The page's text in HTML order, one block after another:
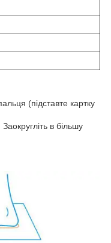
(підставте картку
в більшу